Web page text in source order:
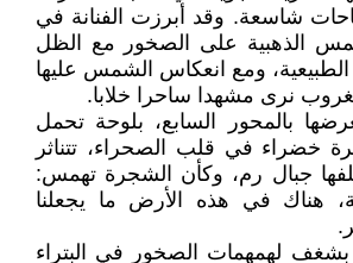
شاسعة. وقد أبرزت الفنانة في
الذهبية على الصخور مع الظل
الطبيعية، ومع انعكاس الشمس عليها
نرى مشهدا ساحرا خلابا.
بالمحور السابع، بلوحة تحمل
خضراء في قلب الصحراء، تتناثر
جبال رم، وكأن الشجرة تهمس:
هناك في هذه الأرض ما يجعلنا
لهمهمات الصخور في البتراء